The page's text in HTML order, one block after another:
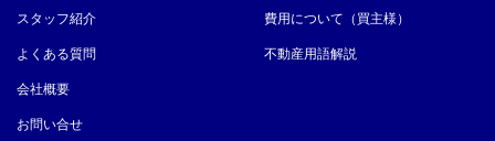
スタッフ紹介
よくある質問
会社概要
お問い合せ
費用について（買主様）
不動産用語解説